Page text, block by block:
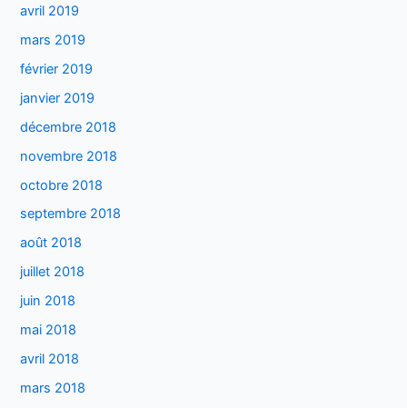
avril 2019
mars 2019
février 2019
janvier 2019
décembre 2018
novembre 2018
octobre 2018
septembre 2018
août 2018
juillet 2018
juin 2018
mai 2018
avril 2018
mars 2018